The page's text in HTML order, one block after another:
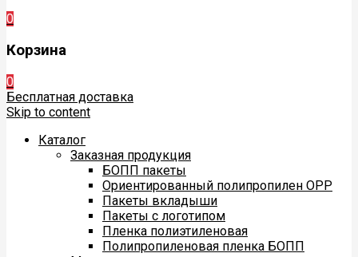
0
Корзина
0
Бесплатная доставка
Skip to content
Каталог
Заказная продукция
БОПП пакеты
Ориентированный полипропилен ОРР
Пакеты вкладыши
Пакеты с логотипом
Пленка полиэтиленовая
Полипропиленовая пленка БОПП